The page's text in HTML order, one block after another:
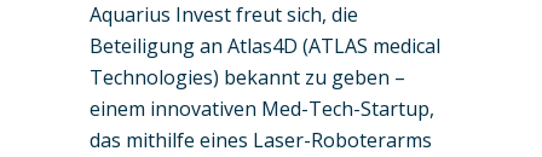
Aquarius Invest freut sich, die
Beteiligung an Atlas4D (ATLAS medical
Technologies) bekannt zu geben –
einem innovativen Med-Tech-Startup,
das mithilfe eines Laser-Roboterarms